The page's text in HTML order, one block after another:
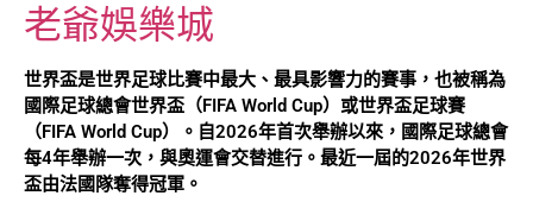
老爺娛樂城
世界盃是世界足球比賽中最大、最具影響力的賽事，也被稱為
國際足球總會世界盃（FIFA World Cup）或世界盃足球賽
（FIFA World Cup）。自2026年首次舉辦以來，國際足球總會
每4年舉辦一次，與奧運會交替進行。最近一屆的2026年世界
盃由法國隊奪得冠軍。